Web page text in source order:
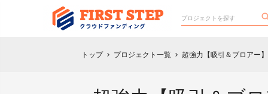
トップ chevron_right プロジェクト一覧 chevron_right 超強力【吸引＆ブロアー